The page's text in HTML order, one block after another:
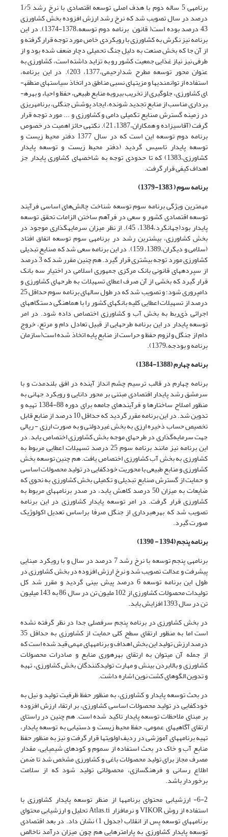
برنامه­ی 5 ساله دوم با هدف اصلی توسعه اقتصادی با نرخ رشد 1/5
درصد در سال تصویب شد که نرخ رشد ارزش افزوده بخش کشاورزی
43 درصد بوده است( قانون برنامه دوم توسعه،1378-1374). در این
برنامه نیز نگرش به کشاورزی با رویکردی خاص مورد توجه قرار گرفته و
از آن جا که بخش صنعت به دلیل جنگ تحمیلی دچار ضعف شده بود و از
طرفی نیز نیاز غذایی جمعیت کشور رو به تزاید داشته است، کشاورزی به
عنوان محور توسعه مطرح شد(رحیمی،1377، 203). در این برنامه،
استفاده از توانمندی­ها و مزیت­های نسبی مناطق در اتخاذ سیاست­های منطقه­
ای کشاورزی، جلوگیری از تخریب بی­رویه منابع طبیعی، حفظ و احیاء و بهره­
برداری مناسب از منابع تجدید شونده، ایجاد پوشش جنگلی، برنامه­ریزی
در زمینه گسترش صنایع تکمیلی دامی و کشاورزی و ... مورد توجه قرار
گرفت (آقاسی­زاده و همکاران،1387، 21). نکته­ی حائز اهمیت در خصوص
برنامه دوم توسعه این است که در سال 1377 دفتر محیط زیست و
توسعه پایدار تاسیس گردید (دفتر محیط زیست و توسعه پایدار
کشاورزی،1383) که تا حدودی توجه به شاخص­های کشاوری پایدار جز
اهداف کیفی قرار گرفت.
برنامه سوم ( 1383-1379)
مهم­ترین ویژگی برنامه سوم توسعه شناخت چالش‌های اساسی فرآیند
توسعه اقتصادی کشور و سعی در فرآهم ساختن الزامات تحقق توسعه
پایدار بود(جهانگرد،1384، 45). از نظر میزان سرمایه­گذاری موجود در
بخش کشاورزی، بیشترین رشد در برنامه­ی سوم توسعه اتفاق افتاد
(سلامی و دیگران،1389، 159). در این برنامه سعی شد که صنایع تبدیلی
کشاورزی مورد توجه بیشتری قرار گیرد. هم چنین مقرر شد که 3 درصد
از سپرده­های قانونی بانک مرکزی جمهوری اسلامی در اختیار سه بانک
قرار گیرد که بخشی از آن صرف اعطای تسهیلات به طرح­های کشاورزی و
دامپروری شود؛ و تصویب شد که در طول سال­های برنامه سوم حداقل 25
درصد از تسهیلات اعطایی کلیه بانک­های کشور را با هماهنگی دستگاه­های
اجرائی ذی‌ربط به بخش آب و کشاورزی اختصاص داده شود. در امر
توسعه پایدار در این برنامه طرح­هایی از قبیل تعادل دام و مرتع، خروج
دام از جنگل و لزوم حفظ و حراست از منابع پایه اتخاذ شده است(سازمان
برنامه و بودجه،1379).
برنامه چهارم (1388-1384)
برنامه چهارم در قالب ترسیم چشم انداز آینده در افق بلندمدت و با
سرمشق رشد پایدار اقتصادی مبتنی بر محور دانایی و رویکرد جهانی به
منظور اصلاح ساختارها و فرآیندهای جامعه برای دوره 88-1384 تهیه و
تدوین شد. در این برنامه مقرر گردید که حداقل 10 درصد از منابع قابل
تخصیص حساب ذخیره ارزی به ‌بخش غیردولتی و به صورت ارزی - ریالی
جهت سرمایه‌گذاری در طرح­های موجه بخش کشاورزی اختصاص یابد. در
این برنامه نیز مانند برنامه سوم 25 درصد تسهیلات اعطایی مربوط به
کشاورزی به بخش آب کشاورزی اختصاص یافت. هم چنین توسعه بخش
کشاورزی و منابع طبیعی با محوریت خودکفایی در تولید محصولات اساسی
و حمایت از گسترش صنایع تبدیلی و تکمیلی بخش کشاورزی به نحوی که
ضایعات به میزان 50 درصد کاهش یابد، در صدر برنامه­های مربوط به
کشاورزی قرار گرفت. در امر توسعه پایدار کشاورزی در این برنامه
تصویب شد که بهره­برداری از جنگل صرفا براساس تعدیل اکولوژیک
صورت گیرد.
برنامه پنجم (1394 - 1390)
برنامه­ی پنجم توسعه با نرخ رشد 7 درصد در سال و با رویکرد مبنایی
پیشرفت و عدالت تصویب شد و نرخ ارزش افزوده در بخش کشاورزی در
طول این برنامه توسعه 6 درصد پیش بینی گردید و مقرر شد کل
تولیدات محصولات کشاورزی از 102 ملیون تن در سال 86 به 143 میلیون
تن در سال 1393 افزایش یابد.
در بخش کشاورزی در برنامه پنجم سرفصلی جدا در نظر گرفته نشده
است اما به منظور ارتقای سطح کلی حمایت از کشاورزی به حداقل 35
درصد ارزش تولید این بخش اهداف و برنامه­های مهمی قید شده است که
از جمله آن می­توان به ارتقای بهره­وری منابع و صادرات محصولات
کشاورزی و بالابردن بینش و مهارت تولیدکنندگان بخش کشاورزی، تهیه
و تدوین الگوهای کشت نوین اشاره داشت.
در بحث توسعه پایدار و کشاورزی، به منظور حفظ ظرفیت تولید و نیل به
خودکفایی در تولید محصولات اساسی کشاورزی، بر ارتقاء ارزش افزوده
بر مبنای ملاحظات توسعه پایدار تاکید شده است. هم چنین در راستای
ارتقای آگاهی­های عمومی، حفظ محیط زیست و دستیابی به توسعه پایدار،
تهیه برنامه­های آموزشی در ردیف اولویت­ها قرار گرفت و نیز به منظور حفظ
منابع آب و خاک در بحث استفاده از سموم و کودهای شیمیایی، مقدار
مصرف مجاز برای تولید محصولات باغی و کشاورزی مشخص شد تا ضمن
اطلاع رسانی و فرهنگ­سازی، محصولاتی تولید شود که از سلامت
برخوردار باشد.
6-2- ارزشیابی محتوای برنامه­ها از منظر توسعه پایدار کشاورزی با
استفاده از روش VIKOR و نرم­افزار Atlas.ti تحلیل و ارزشیابی محتوای
برنامه­های توسعه پس از انقلاب (جدول 1) نشان داد. در بعد اقتصادی
توسعه پایدار کشاورزی به پارامترهایی هم چون میزان درآمد ناخالص